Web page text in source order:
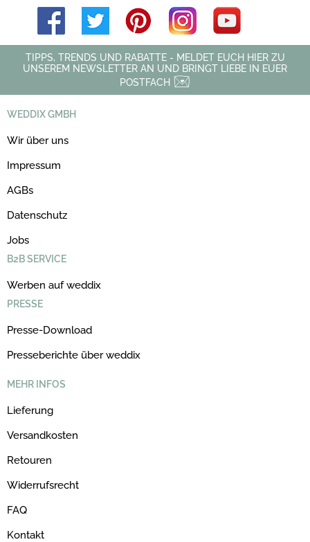
TIPPS, TRENDS UND RABATTE - MELDET EUCH HIER ZU
UNSEREM NEWSLETTER AN UND BRINGT LIEBE IN EUER
POSTFACH
WEDDIX GMBH
Wir über uns
Impressum
AGBs
Datenschutz
Jobs
B2B SERVICE
Werben auf weddix
PRESSE
Presse-Download
Presseberichte über weddix
MEHR INFOS
Lieferung
Versandkosten
Retouren
Widerrufsrecht
FAQ
Kontakt